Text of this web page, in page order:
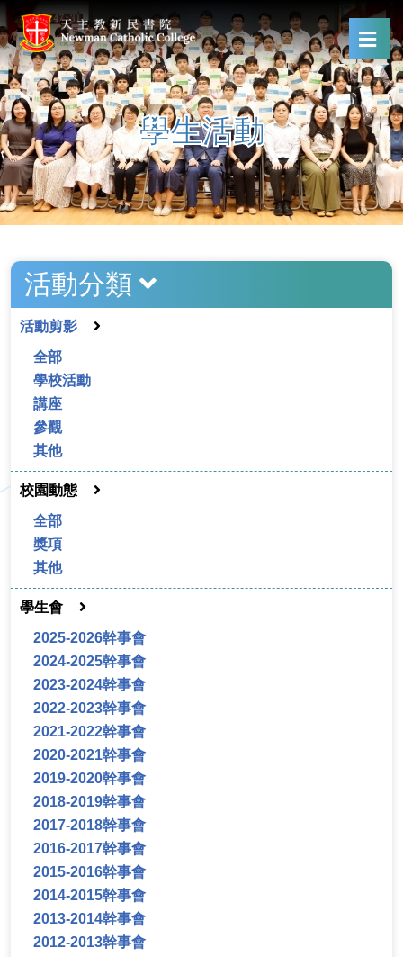
學生活動
活動分類
活動剪影
全部
學校活動
講座
參觀
其他
校園動態
全部
獎項
其他
學生會
2025-2026幹事會
2024-2025幹事會
2023-2024幹事會
2022-2023幹事會
2021-2022幹事會
2020-2021幹事會
2019-2020幹事會
2018-2019幹事會
2017-2018幹事會
2016-2017幹事會
2015-2016幹事會
2014-2015幹事會
2013-2014幹事會
2012-2013幹事會